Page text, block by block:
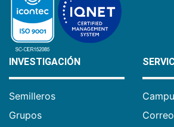
INVESTIGACIÓN
Semilleros
Grupos
Correo